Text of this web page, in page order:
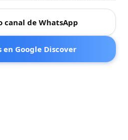
canal de WhatsApp
en Google Discover